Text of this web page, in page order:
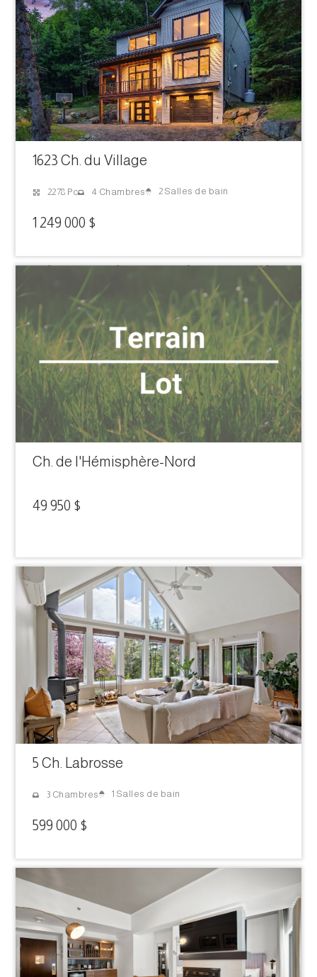
1623 Ch. du Village
2278 Pc 4 Chambres 2 Salles de bain
1 249 000 $
Ch. de l'Hémisphère-Nord
49 950 $
5 Ch. Labrosse
3 Chambres 1 Salles de bain
599 000 $